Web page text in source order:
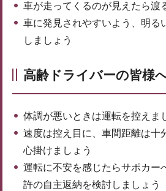
車が走ってくるのが見えたら渡
車に発見されやすいよう、明る
しましょう
高齢ドライバーの皆様
体調が悪いときは運転を控えま
速度は控え目に、車間距離は十
心掛けましょう
運転に不安を感じたらサポカー
許の自主返納を検討しましょう